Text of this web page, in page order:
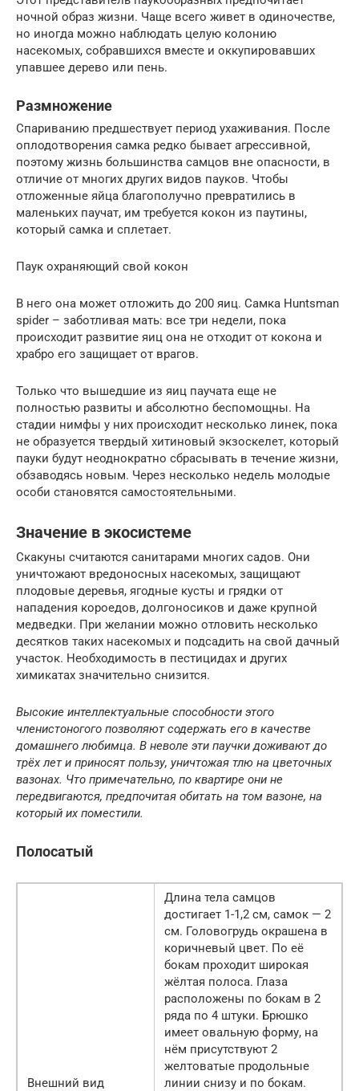
ночной образ жизни. Чаще всего живет в одиночестве,
но иногда можно наблюдать целую колонию
насекомых, собравшихся вместе и оккупировавших
упавшее дерево или пень.
Размножение
Спариванию предшествует период ухаживания. После
оплодотворения самка редко бывает агрессивной,
поэтому жизнь большинства самцов вне опасности, в
отличие от многих других видов пауков. Чтобы
отложенные яйца благополучно превратились в
маленьких паучат, им требуется кокон из паутины,
который самка и сплетает.
Паук охраняющий свой кокон
В него она может отложить до 200 яиц. Самка Huntsman
spider – заботливая мать: все три недели, пока
происходит развитие яиц она не отходит от кокона и
храбро его защищает от врагов.
Только что вышедшие из яиц паучата еще не
полностью развиты и абсолютно беспомощны. На
стадии нимфы у них происходит несколько линек, пока
не образуется твердый хитиновый экзоскелет, который
пауки будут неоднократно сбрасывать в течение жизни,
обзаводясь новым. Через несколько недель молодые
особи становятся самостоятельными.
Значение в экосистеме
Скакуны считаются санитарами многих садов. Они
уничтожают вредоносных насекомых, защищают
плодовые деревья, ягодные кусты и грядки от
нападения короедов, долгоносиков и даже крупной
медведки. При желании можно отловить несколько
десятков таких насекомых и подсадить на свой дачный
участок. Необходимость в пестицидах и других
химикатах значительно снизится.
Высокие интеллектуальные способности этого
членистоногого позволяют содержать его в качестве
домашнего любимца. В неволе эти паучки доживают до
трёх лет и приносят пользу, уничтожая тлю на цветочных
вазонах. Что примечательно, по квартире они не
передвигаются, предпочитая обитать на том вазоне, на
который их поместили.
Полосатый
Внешний вид
Длина тела самцов
достигает 1-1,2 см, самок — 2
см. Головогрудь окрашена в
коричневый цвет. По её
бокам проходит широкая
жёлтая полоса. Глаза
расположены по бокам в 2
ряда по 4 штуки. Брюшко
имеет овальную форму, на
нём присутствуют 2
желтоватые продольные
линии снизу и по бокам.